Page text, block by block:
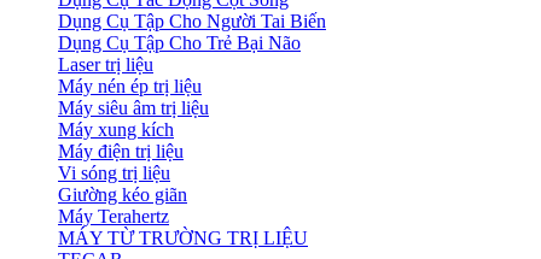
Dụng Cụ Tập Cho Người Tai Biến
Dụng Cụ Tập Cho Trẻ Bại Não
Laser trị liệu
Máy nén ép trị liệu
Máy siêu âm trị liệu
Máy xung kích
Máy điện trị liệu
Vi sóng trị liệu
Giường kéo giãn
Máy Terahertz
MÁY TỪ TRƯỜNG TRỊ LIỆU